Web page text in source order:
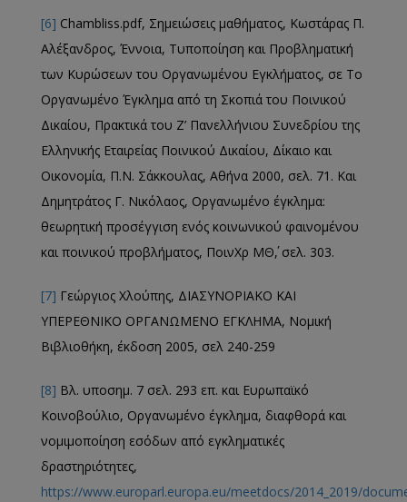
[6] Chambliss.pdf, Σημειώσεις μαθήματος, Κωστάρας Π.
Αλέξανδρος, Έννοια, Τυποποίηση και Προβληματική
των Κυρώσεων του Οργανωμένου Εγκλήματος, σε Το
Οργανωμένο Έγκλημα από τη Σκοπιά του Ποινικού
Δικαίου, Πρακτικά του Ζ’ Πανελλήνιου Συνεδρίου της
Ελληνικής Εταιρείας Ποινικού Δικαίου, Δίκαιο και
Οικονομία, Π.Ν. Σάκκουλας, Αθήνα 2000, σελ. 71. Και
Δημητράτος Γ. Νικόλαος, Οργανωμένο έγκλημα:
θεωρητική προσέγγιση ενός κοινωνικού φαινομένου
και ποινικού προβλήματος, ΠοινΧρ ΜΘ΄, σελ. 303.
[7] Γεώργιος Χλούπης, ΔΙΑΣΥΝΟΡΙΑΚΟ ΚΑΙ
ΥΠΕΡΕΘΝΙΚΟ ΟΡΓΑΝΩΜΕΝΟ ΕΓΚΛΗΜΑ, Νομική
Βιβλιοθήκη, έκδοση 2005, σελ 240-259
[8] Βλ. υποσημ. 7 σελ. 293 επ. και Ευρωπαϊκό
Κοινοβούλιο, Οργανωμένο έγκλημα, διαφθορά και
νομιμοποίηση εσόδων από εγκληματικές
δραστηριότητες,
https://www.europarl.europa.eu/meetdocs/2014_2019/